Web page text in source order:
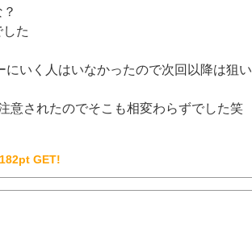
た
いく人はいなかったので次回以降は狙い
されたのでそこも相変わらずでした笑
182pt GET!